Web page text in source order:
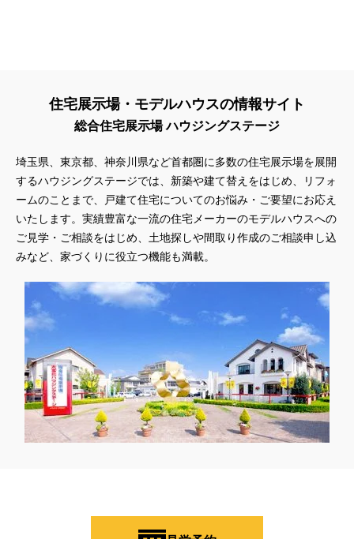
住宅展示場・モデルハウスの情報サイト
総合住宅展示場 ハウジングステージ
埼玉県、東京都、神奈川県など首都圏に多数の住宅展示場を展開
するハウジングステージでは、新築や建て替えをはじめ、リフォ
ームのことまで、戸建て住宅についてのお悩み・ご要望にお応え
いたします。実績豊富な一流の住宅メーカーのモデルハウスへの
ご見学・ご相談をはじめ、土地探しや間取り作成のご相談申し込
みなど、家づくりに役立つ機能も満載。